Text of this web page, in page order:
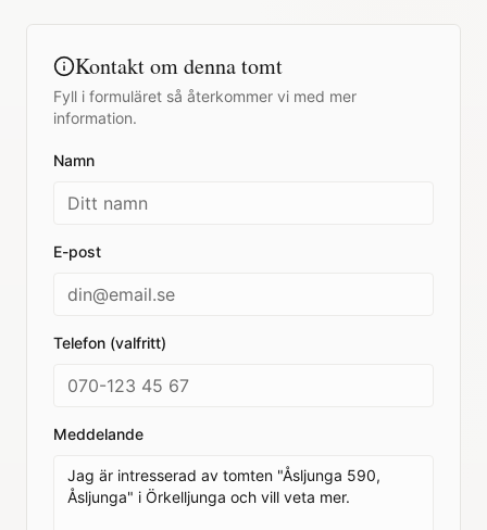
Kontakt om denna tomt
Fyll i formuläret så återkommer vi med mer
information.
Namn
E-post
Telefon (valfritt)
Meddelande